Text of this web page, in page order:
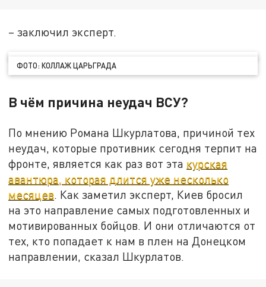
– заключил эксперт.
ФОТО: КОЛЛАЖ ЦАРЬГРАДА
В чём причина неудач ВСУ?
По мнению Романа Шкурлатова, причиной тех
неудач, которые противник сегодня терпит на
фронте, является как раз вот эта курская
авантюра, которая длится уже несколько
месяцев. Как заметил эксперт, Киев бросил
на это направление самых подготовленных и
мотивированных бойцов. И они отличаются от
тех, кто попадает к нам в плен на Донецком
направлении, сказал Шкурлатов.